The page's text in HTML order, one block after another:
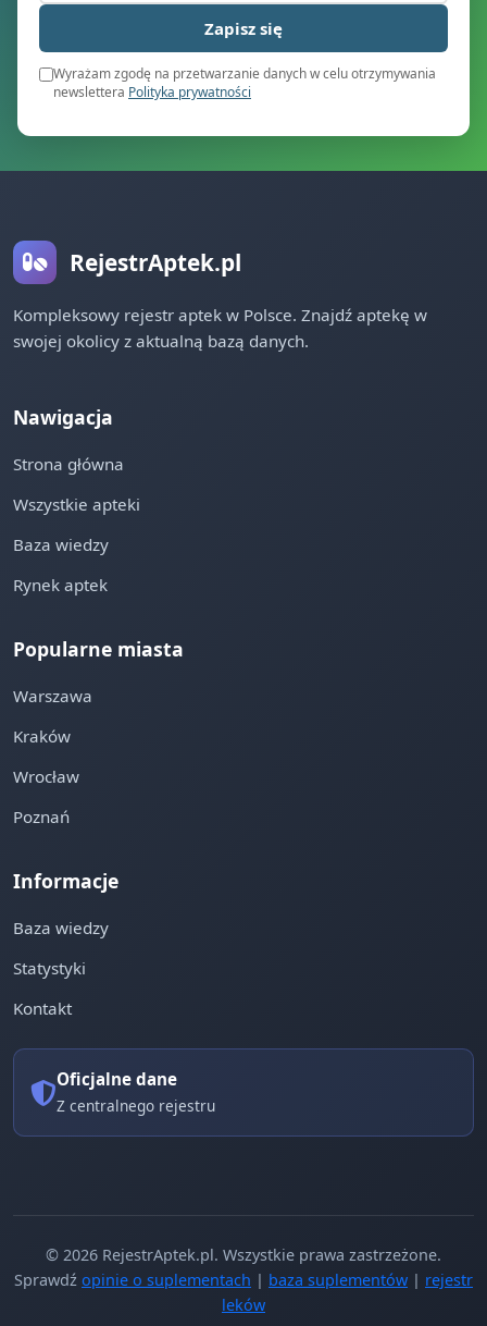
Zapisz się
Wyrażam zgodę na przetwarzanie danych w celu otrzymywania
newslettera Polityka prywatności
RejestrAptek.pl
Kompleksowy rejestr aptek w Polsce. Znajdź aptekę w
swojej okolicy z aktualną bazą danych.
Nawigacja
Strona główna
Wszystkie apteki
Baza wiedzy
Rynek aptek
Popularne miasta
Warszawa
Kraków
Wrocław
Poznań
Informacje
Baza wiedzy
Statystyki
Kontakt
Oficjalne dane
Z centralnego rejestru
© 2026 RejestrAptek.pl. Wszystkie prawa zastrzeżone.
Sprawdź opinie o suplementach | baza suplementów | rejestr
leków